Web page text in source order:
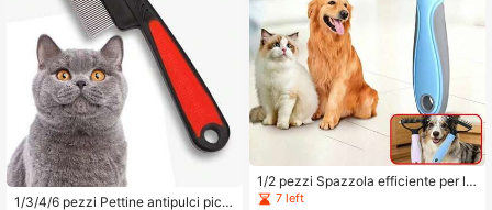
1/3/4/6 pezzi Pettine antipulci picc
1/2 pezzi Spazzola efficiente per la
rimozione del pelo e pettine per la t
7 left